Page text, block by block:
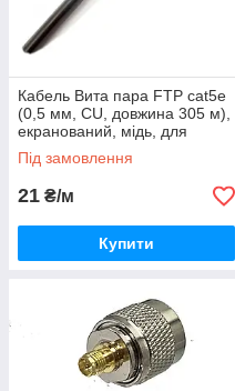
Кабель Вита пара FTP cat5e
(0,5 мм, CU, довжина 305 м),
екранований, мідь, для
зовнішніх роб
Під замовлення
21 ₴/м
Купити